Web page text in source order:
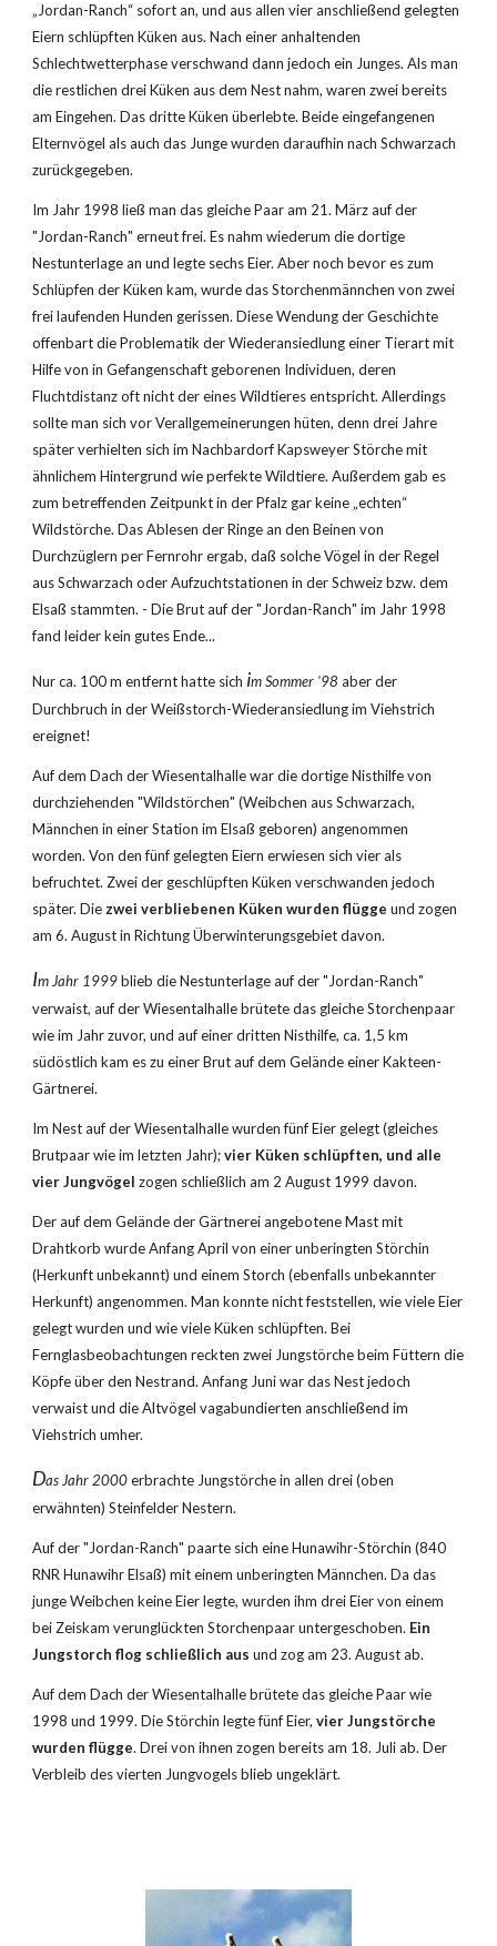
„Jordan-Ranch“ sofort an, und aus allen vier anschließend gelegten
Eiern schlüpften Küken aus. Nach einer anhaltenden
Schlechtwetterphase verschwand dann jedoch ein Junges. Als man
die restlichen drei Küken aus dem Nest nahm, waren zwei bereits
am Eingehen. Das dritte Küken überlebte. Beide eingefangenen
Elternvögel als auch das Junge wurden daraufhin nach Schwarzach
zurückgegeben.
Im Jahr 1998 ließ man das gleiche Paar am 21. März auf der
"Jordan-Ranch" erneut frei. Es nahm wiederum die dortige
Nestunterlage an und legte sechs Eier. Aber noch bevor es zum
Schlüpfen der Küken kam, wurde das Storchenmännchen von zwei
frei laufenden Hunden gerissen. Diese Wendung der Geschichte
offenbart die Problematik der Wiederansiedlung einer Tierart mit
Hilfe von in Gefangenschaft geborenen Individuen, deren
Fluchtdistanz oft nicht der eines Wildtieres entspricht. Allerdings
sollte man sich vor Verallgemeinerungen hüten, denn drei Jahre
später verhielten sich im Nachbardorf Kapsweyer Störche mit
ähnlichem Hintergrund wie perfekte Wildtiere. Außerdem gab es
zum betreffenden Zeitpunkt in der Pfalz gar keine „echten“
Wildstörche. Das Ablesen der Ringe an den Beinen von
Durchzüglern per Fernrohr ergab, daß solche Vögel in der Regel
aus Schwarzach oder Aufzuchtstationen in der Schweiz bzw. dem
Elsaß stammten. - Die Brut auf der "Jordan-Ranch" im Jahr 1998
fand leider kein gutes Ende...
Nur ca. 100 m entfernt hatte sich im Sommer '98 aber der
Durchbruch in der Weißstorch-Wiederansiedlung im Viehstrich
ereignet!
Auf dem Dach der Wiesentalhalle war die dortige Nisthilfe von
durchziehenden "Wildstörchen" (Weibchen aus Schwarzach,
Männchen in einer Station im Elsaß geboren) angenommen
worden. Von den fünf gelegten Eiern erwiesen sich vier als
befruchtet. Zwei der geschlüpften Küken verschwanden jedoch
später. Die zwei verbliebenen Küken wurden flügge und zogen
am 6. August in Richtung Überwinterungsgebiet davon.
Im Jahr 1999 blieb die Nestunterlage auf der "Jordan-Ranch"
verwaist, auf der Wiesentalhalle brütete das gleiche Storchenpaar
wie im Jahr zuvor, und auf einer dritten Nisthilfe, ca. 1,5 km
südöstlich kam es zu einer Brut auf dem Gelände einer Kakteen-
Gärtnerei.
Im Nest auf der Wiesentalhalle wurden fünf Eier gelegt (gleiches
Brutpaar wie im letzten Jahr); vier Küken schlüpften, und alle
vier Jungvögel zogen schließlich am 2 August 1999 davon.
Der auf dem Gelände der Gärtnerei angebotene Mast mit
Drahtkorb wurde Anfang April von einer unberingten Störchin
(Herkunft unbekannt) und einem Storch (ebenfalls unbekannter
Herkunft) angenommen. Man konnte nicht feststellen, wie viele Eier
gelegt wurden und wie viele Küken schlüpften. Bei
Fernglasbeobachtungen reckten zwei Jungstörche beim Füttern die
Köpfe über den Nestrand. Anfang Juni war das Nest jedoch
verwaist und die Altvögel vagabundierten anschließend im
Viehstrich umher.
Das Jahr 2000 erbrachte Jungstörche in allen drei (oben
erwähnten) Steinfelder Nestern.
Auf der "Jordan-Ranch" paarte sich eine Hunawihr-Störchin (840
RNR Hunawihr Elsaß) mit einem unberingten Männchen. Da das
junge Weibchen keine Eier legte, wurden ihm drei Eier von einem
bei Zeiskam verunglückten Storchenpaar untergeschoben. Ein
Jungstorch flog schließlich aus und zog am 23. August ab.
Auf dem Dach der Wiesentalhalle brütete das gleiche Paar wie
1998 und 1999. Die Störchin legte fünf Eier, vier Jungstörche
wurden flügge. Drei von ihnen zogen bereits am 18. Juli ab. Der
Verbleib des vierten Jungvogels blieb ungeklärt.